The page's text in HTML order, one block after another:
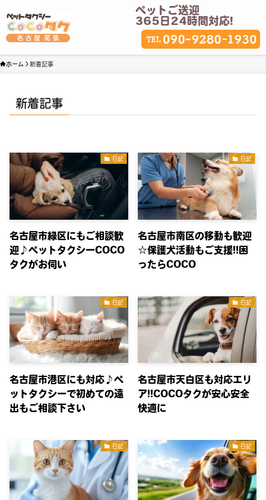
ペットご送迎
365日24時間対応!
ホーム 新着記事
新着記事
日記
名古屋市緑区にもご相談歓
迎♪ペットタクシーCOCO
タクがお伺い
日記
名古屋市南区の移動も歓迎
☆保護犬活動もご支援!!困
ったらCOCO
日記
名古屋市港区にも対応♪ペ
ットタクシーで初めての遠
出もご相談下さい
日記
名古屋市天白区も対応エリ
ア!!COCOタクが安心安全
快適に
日記 日記